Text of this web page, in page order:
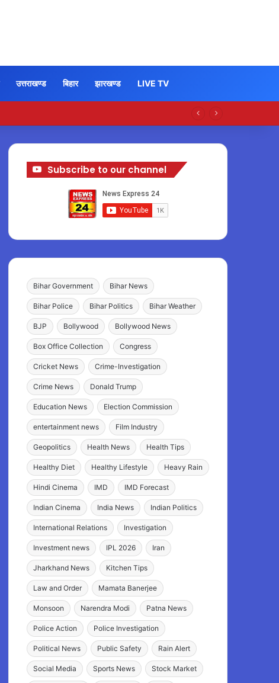
उत्तराखण्ड बिहार झारखण्ड LIVE TV
Subscribe to our channel
Bihar Government Bihar News
Bihar Police Bihar Politics Bihar Weather
BJP Bollywood Bollywood News
Box Office Collection Congress
Cricket News Crime-Investigation
Crime News Donald Trump
Education News Election Commission
entertainment news Film Industry
Geopolitics Health News Health Tips
Healthy Diet Healthy Lifestyle Heavy Rain
Hindi Cinema IMD IMD Forecast
Indian Cinema India News Indian Politics
International Relations Investigation
Investment news IPL 2026 Iran
Jharkhand News Kitchen Tips
Law and Order Mamata Banerjee
Monsoon Narendra Modi Patna News
Police Action Police Investigation
Political News Public Safety Rain Alert
Social Media Sports News Stock Market